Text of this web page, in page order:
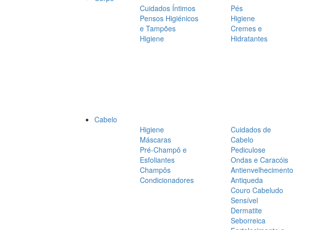
Cuidados Íntimos
Pensos Higiénicos
e Tampões
Higiene
Pés
Higiene
Cremes e
Hidratantes
Cabelo
Higiene
Máscaras
Pré-Champô e
Esfoliantes
Champôs
Condicionadores
Cuidados de
Cabelo
Pediculose
Ondas e Caracóis
Antienvelhecimento
Antiqueda
Couro Cabeludo
Sensível
Dermatite
Seborreica